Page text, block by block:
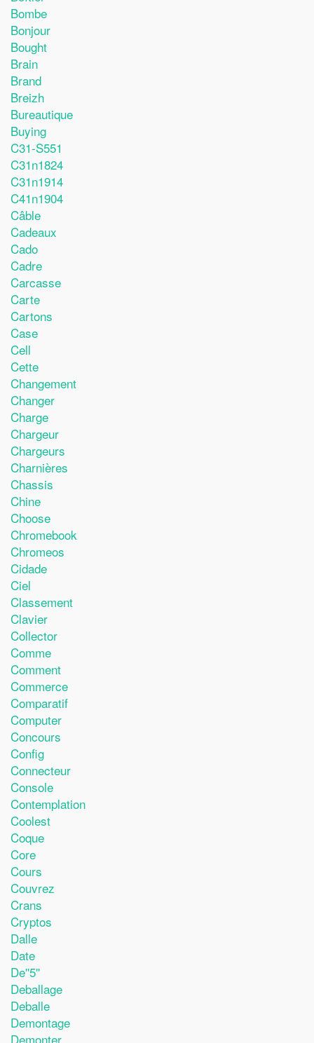
Bombe
Bonjour
Bought
Brain
Brand
Breizh
Bureautique
Buying
C31-S551
C31n1824
C31n1914
C41n1904
Câble
Cadeaux
Cado
Cadre
Carcasse
Carte
Cartons
Case
Cell
Cette
Changement
Changer
Charge
Chargeur
Chargeurs
Charnières
Chassis
Chine
Choose
Chromebook
Chromeos
Cidade
Ciel
Classement
Clavier
Collector
Comme
Comment
Commerce
Comparatif
Computer
Concours
Config
Connecteur
Console
Contemplation
Coolest
Coque
Core
Cours
Couvrez
Crans
Cryptos
Dalle
Date
De''5''
Deballage
Deballe
Demontage
Demonter